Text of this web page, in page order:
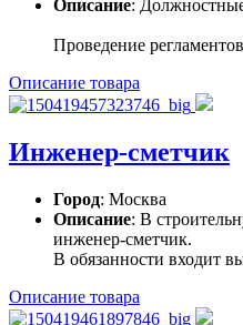
Описание:
Проведение
Описание товара
Инженер-сметчик
Город: Москва
Описание: В
инженер-сметчик.
В обязанности входит
Описание товара